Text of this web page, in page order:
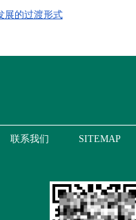
展的过渡形式
联系我们 SITEMAP